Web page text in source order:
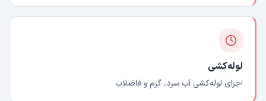
لوله‌کشی
اجرای لوله‌کشی آب سرد، گرم و فاضلاب